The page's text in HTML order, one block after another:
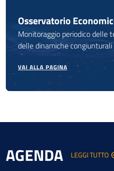
Osservatorio
Monitoraggio periodico delle
delle dinamiche congiunturali
VAI ALLA PAGINA
AGENDA LEGGI TUTTO